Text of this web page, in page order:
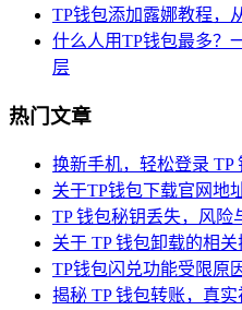
TP钱包添加露娜教程，
什么人用TP钱包最多？
层
热门文章
换新手机，轻松登录 TP
关于TP钱包下载官网地
TP 钱包秘钥丢失，风险
关于 TP 钱包卸载的相关
TP钱包闪兑功能受限原
揭秘 TP 钱包转账，真